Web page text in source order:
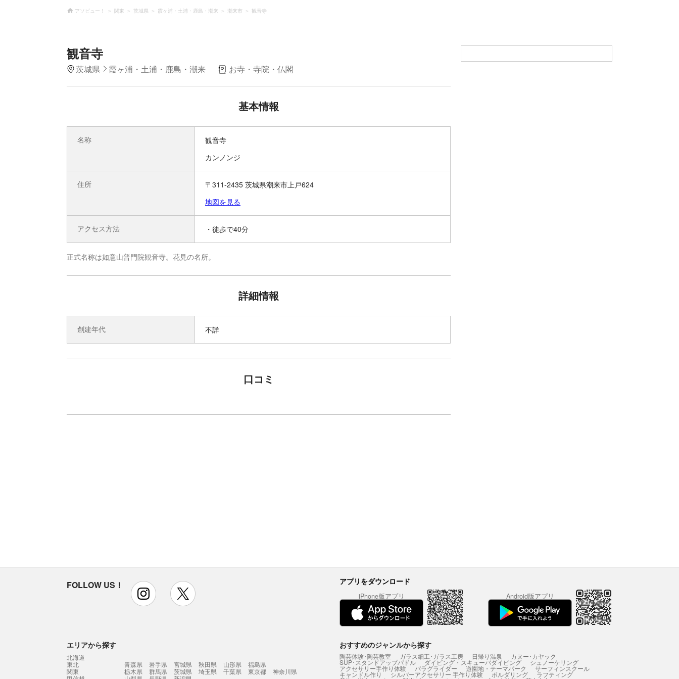
アソビュー！ 関東 茨城県 霞ヶ浦・土浦・鹿島・潮来 潮来市 観音寺
観音寺
茨城県 霞ヶ浦・土浦・鹿島・潮来 お寺・寺院・仏閣
基本情報
名称
観音寺
カンノンジ
住所
〒311-2435 茨城県潮来市上戸624
地図を見る
アクセス方法 ・徒歩で40分
正式名称は如意山普門院観音寺。花見の名所。
詳細情報
創建年代 不詳
口コミ
FOLLOW US！ instagram アプリをダウンロード
iPhone版アプリ Android版アプリ
エリアから探す
北海道
東北
青森県 岩手県 宮城県 秋田県 山形県
福島県
関東
栃木県 群馬県 茨城県 埼玉県 千葉県 東京都
神奈川県
おすすめのジャンルから探す
陶芸体験･陶芸教室 ガラス細工･ガラス工房 日帰り温泉 カヌー･カヤック
SUP･スタンドアップパドル ダイビング・スキューバダイビング シュノーケリング
アクセサリー手作り体験 パラグライダー 遊園地・テーマパーク サーフィンスクール
キャンドル作り シルバーアクセサリー 手作り体験 ボルダリング ラフティング